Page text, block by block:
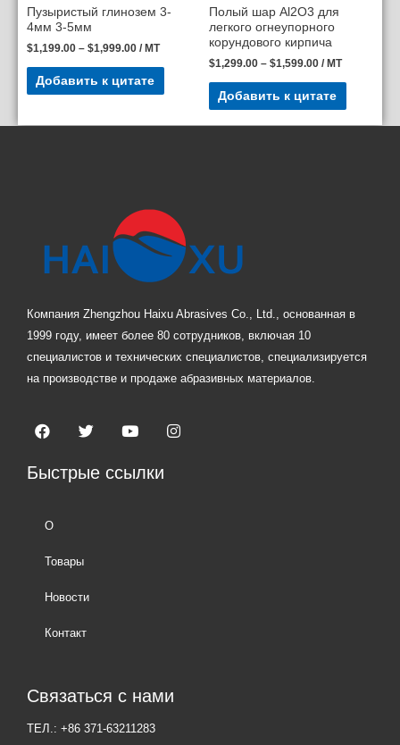
Пузыристый глинозем 3-
4мм 3-5мм
$1,199.00 – $1,999.00 / MT
Добавить к цитате
Полый шар Al2O3 для
легкого огнеупорного
корундового кирпича
$1,299.00 – $1,599.00 / MT
Добавить к цитате
Компания Zhengzhou Haixu Abrasives Co., Ltd., основанная в
1999 году, имеет более 80 сотрудников, включая 10
специалистов и технических специалистов, специализируется
на производстве и продаже абразивных материалов.
Быстрые ссылки
О
Товары
Новости
Контакт
Связаться с нами
ТЕЛ.: +86 371-63211283